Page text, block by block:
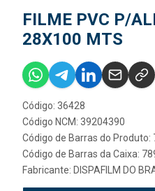
FILME PVC P/
28X100 MTS
Código: 36428
Código NCM: 39204390
Código de Barras do Produto:
Código de Barras da Caixa:
Fabricante: DISPAFILM DO